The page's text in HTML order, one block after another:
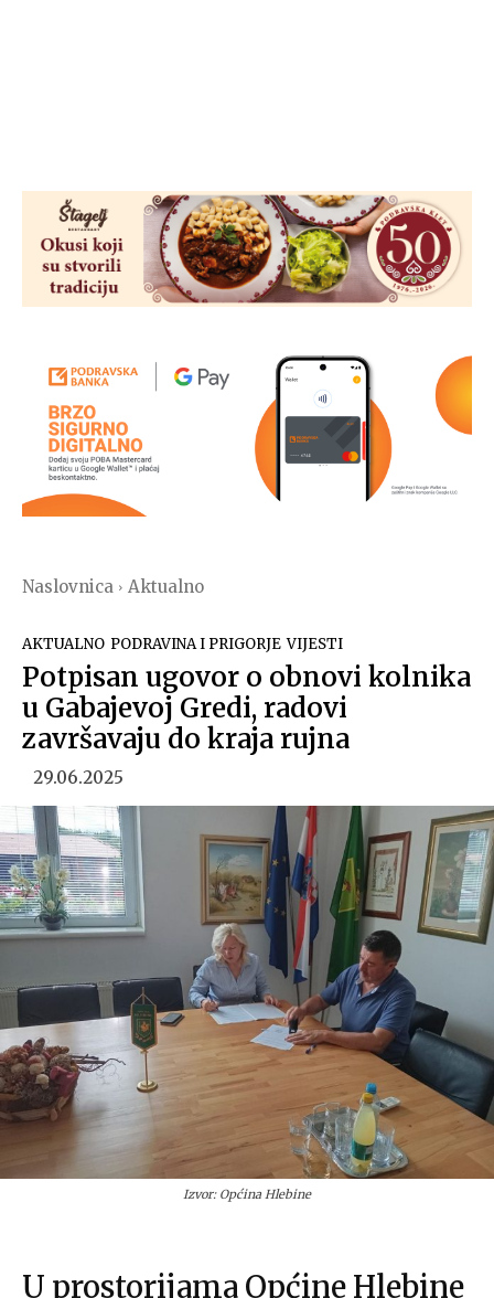
Naslovnica Aktualno
AKTUALNO PODRAVINA I PRIGORJE VIJESTI
Potpisan ugovor o obnovi kolnika
u Gabajevoj Gredi, radovi
završavaju do kraja rujna
29.06.2025
Izvor: Općina Hlebine
U prostorijama Općine Hlebine